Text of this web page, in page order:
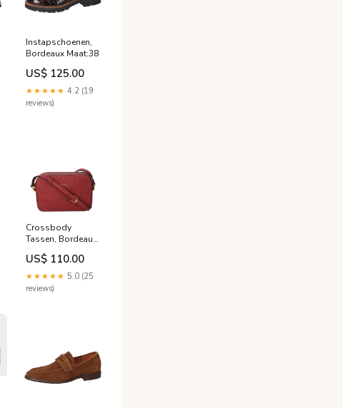
Instapschoenen,
Bordeaux Maat:38
US$ 125.00
★★★★★ 4.2 (19
reviews)
Crossbody
Tassen, Bordeaux
Discount - 50
US$ 110.00
★★★★★ 5.0 (25
reviews)